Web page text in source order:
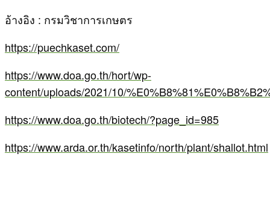
อ้างอิง : กรมวิชาการเกษตร
https://puechkaset.com/
https://www.doa.go.th/hort/wp-
content/uploads/2021/10/
https://www.doa.go.th/biotech/?page_id=985
https://www.arda.or.th/kasetinfo/north/plant/shallot.html